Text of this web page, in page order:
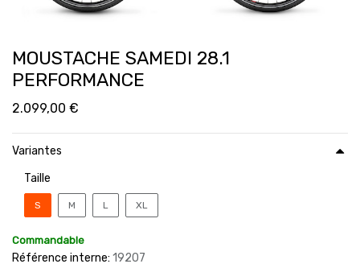
MOUSTACHE SAMEDI 28.1
PERFORMANCE
2.099,00 €
Variantes
Taille
S M L XL
Commandable
Référence interne: 19207